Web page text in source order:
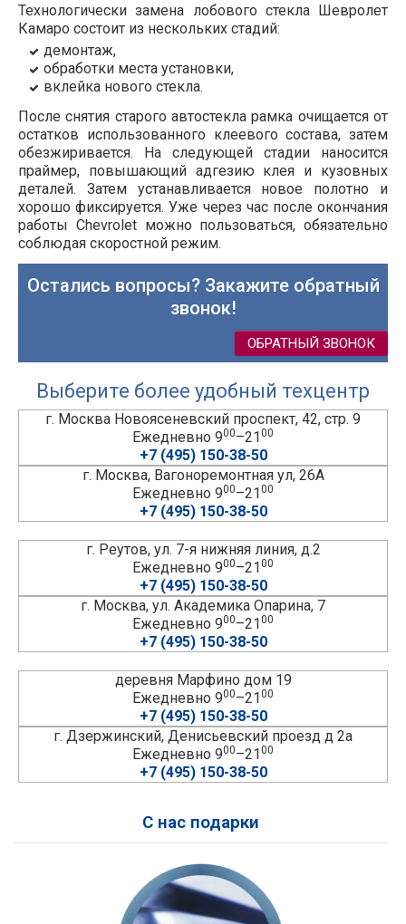
Технологически замена лобового стекла Шевролет
Камаро состоит из нескольких стадий:
демонтаж,
обработки места установки,
вклейка нового стекла.
После снятия старого автостекла рамка очищается от
остатков использованного клеевого состава, затем
обезжиривается. На следующей стадии наносится
праймер, повышающий адгезию клея и кузовных
деталей. Затем устанавливается новое полотно и
хорошо фиксируется. Уже через час после окончания
работы Chevrolet можно пользоваться, обязательно
соблюдая скоростной режим.
Остались вопросы? Закажите обратный
звонок!
ОБРАТНЫЙ ЗВОНОК
Выберите более удобный техцентр
г. Москва Новоясеневский проспект, 42, стр. 9
Ежедневно 900–2100
+7 (495) 150-38-50
г. Москва, Вагоноремонтная ул, 26А
Ежедневно 900–2100
+7 (495) 150-38-50
г. Реутов, ул. 7-я нижняя линия, д.2
Ежедневно 900–2100
+7 (495) 150-38-50
г. Москва, ул. Академика Опарина, 7
Ежедневно 900–2100
+7 (495) 150-38-50
деревня Марфино дом 19
Ежедневно 900–2100
+7 (495) 150-38-50
г. Дзержинский, Денисьевский проезд д 2а
Ежедневно 900–2100
+7 (495) 150-38-50
С нас подарки